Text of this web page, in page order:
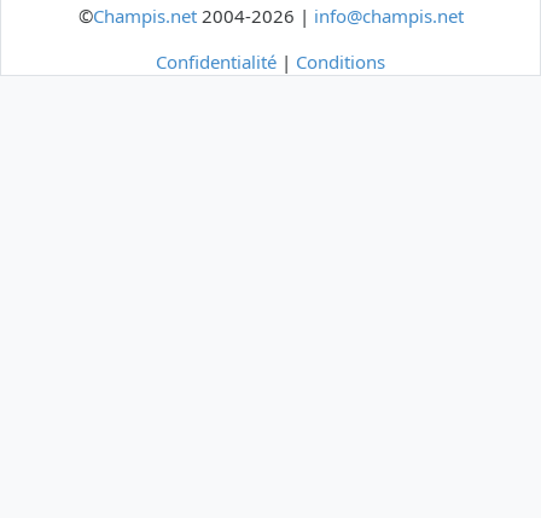
©Champis.net2004-2026 | info@champis.net
Confidentialité | Conditions